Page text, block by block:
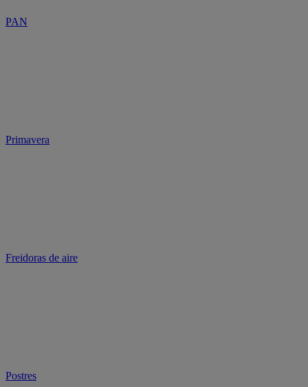
PAN
Primavera
Freidoras de aire
Postres